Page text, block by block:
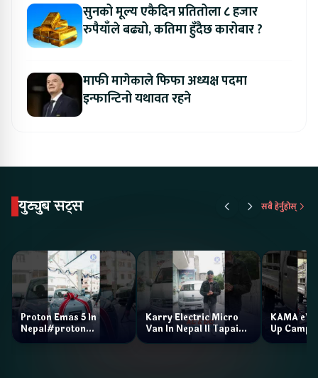
सुनको मूल्य एकैदिन प्रतितोला ८ हजार
रुपैयाँले बढ्यो, कतिमा हुँदैछ कारोबार ?
माफी मागेकाले फिफा अध्यक्ष पदमा
इन्फान्टिनो यथावत रहने
युट्युब सट्स सबै हेर्नुहोस्
Proton Emas 5 In
Nepal#proton
#protonemas5#protonnepal#evcarnepal
Karry Electric Micro
Van In Nepal II Tapaiko
Bazar II Jankari
KAMA eV
Up Camp